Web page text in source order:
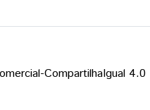
muito mais
CompartilhaIgual 4.0